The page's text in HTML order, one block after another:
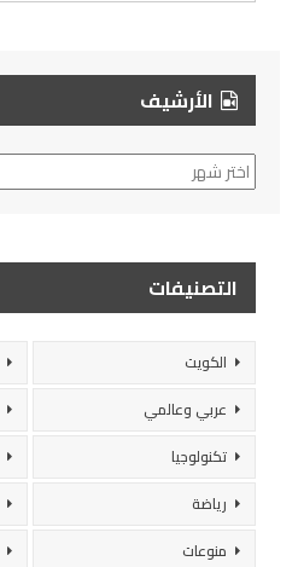
الأرشيف
الأرشيف
التصنيفات
الكويت
عربي وعالمي
تكنولوجيا
رياضة
منوعات